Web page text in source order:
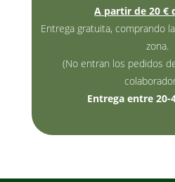
A partir de 20 €
Entrega gratuita, comprando
zona.
(No entran los pedidos
Entrega entre